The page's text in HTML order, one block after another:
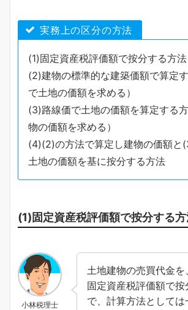
実務上の区分の方法
(1)固定資産税評価額で按分する方法
(2)建物の標準的な建築価額で算定
で土地の価額を求める）
(3)路線価で土地の価額を算定する
物の価額を求める）
(4)(2)の方法で算定し建物の価額と
土地の価額を基に按分する方法
(1)固定資産税評価額で按分する
小林税理士
土地建物の売買代金
固定資産税評価額で
で、計算方法として